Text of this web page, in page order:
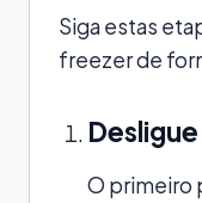
Siga estas
freezer de
O primeiro